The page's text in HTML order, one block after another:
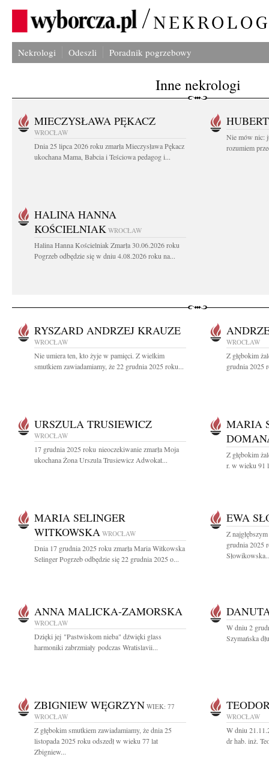
Nekrologi Odeszli Poradnik pogrzebowy
Inne nekrologi
MIECZYSŁAWA PĘKACZ
WROCŁAW
Dnia 25 lipca 2026 roku zmarła Mieczysława Pękacz
ukochana Mama, Babcia i Teściowa pedagog i...
Nie mów nic:
rozumiem
HALINA HANNA
KOŚCIELNIAK WROCŁAW
Halina Hanna Kościelniak Zmarła 30.06.2026 roku
Pogrzeb odbędzie się w dniu 4.08.2026 roku na...
RYSZARD ANDRZEJ KRAUZE
WROCŁAW
Nie umiera ten, kto żyje w pamięci. Z wielkim
smutkiem zawiadamiamy, że 22 grudnia 2025 roku...
WROCŁAW
Z głębokim
grudnia 2025
URSZULA TRUSIEWICZ
WROCŁAW
17 grudnia 2025 roku nieoczekiwanie zmarła Moja
ukochana Żona Urszula Trusiewicz Adwokat...
MARIA
Z głębokim
r. w wieku 91
MARIA SELINGER
WITKOWSKA WROCŁAW
Dnia 17 grudnia 2025 roku zmarła Maria Witkowska
Selinger Pogrzeb odbędzie się 22 grudnia 2025 o...
EWA
Z
grudnia 2025
ANNA MALICKA-ZAMORSKA
WROCŁAW
Dzięki jej "Pastwiskom nieba" dźwięki glass
harmoniki zabrzmiały podczas Wratislavii...
W dniu 2
Szymańska
ZBIGNIEW WĘGRZYN WIEK: 77
WROCŁAW
Z głębokim smutkiem zawiadamiamy, że dnia 25
listopada 2025 roku odszedł w wieku 77 lat
Zbigniew...
WROCŁAW
W dniu
dr hab. inż.